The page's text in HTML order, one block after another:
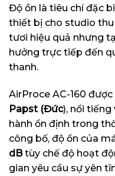
Độ ồn là tiêu chí đặc
thiết bị cho studio
tươi hiệu quả nhưng
hưởng trực tiếp đến
thanh.
AirProce AC-160
Papst (Đức), nổi tiếng
hành ổn định trong
công bố, độ ồn của
dBtùy chế độ hoạt
gian yêu cầu sự yên